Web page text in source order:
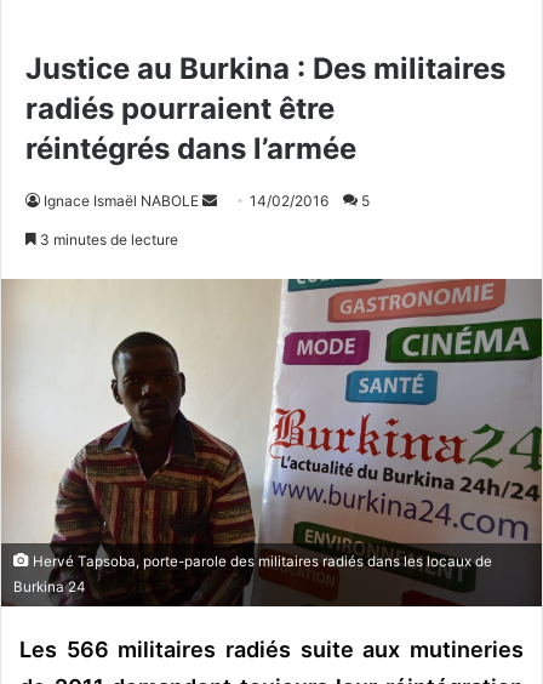
Justice au Burkina : Des militaires
radiés pourraient être
réintégrés dans l’armée
Ignace Ismaël NABOLE
c
o
u
r
i
14/02/2016 5
3 minutes de lecture
Hervé Tapsoba, porte-parole des militaires radiés dans les locaux de
Burkina 24
Les 566 militaires radiés suite aux mutineries